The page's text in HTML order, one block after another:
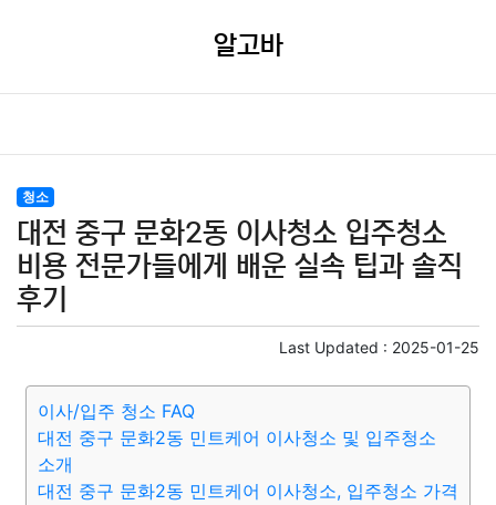
알고바
청소
대전 중구 문화2동 이사청소 입주청소
비용 전문가들에게 배운 실속 팁과 솔직
후기
Last Updated : 2025-01-25
이사/입주 청소 FAQ
대전 중구 문화2동 민트케어 이사청소 및 입주청소
소개
대전 중구 문화2동 민트케어 이사청소, 입주청소 가격